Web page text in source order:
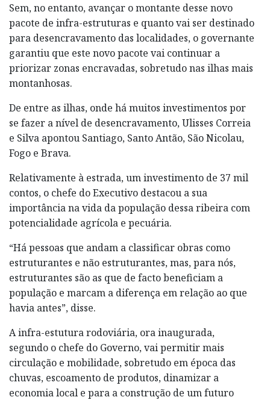
Sem, no entanto, avançar o montante desse novo
pacote de infra-estruturas e quanto vai ser destinado
para desencravamento das localidades, o governante
garantiu que este novo pacote vai continuar a
priorizar zonas encravadas, sobretudo nas ilhas mais
montanhosas.
De entre as ilhas, onde há muitos investimentos por
se fazer a nível de desencravamento, Ulisses Correia
e Silva apontou Santiago, Santo Antão, São Nicolau,
Fogo e Brava.
Relativamente à estrada, um investimento de 37 mil
contos, o chefe do Executivo destacou a sua
importância na vida da população dessa ribeira com
potencialidade agrícola e pecuária.
“Há pessoas que andam a classificar obras como
estruturantes e não estruturantes, mas, para nós,
estruturantes são as que de facto beneficiam a
população e marcam a diferença em relação ao que
havia antes”, disse.
A infra-estutura rodoviária, ora inaugurada,
segundo o chefe do Governo, vai permitir mais
circulação e mobilidade, sobretudo em época das
chuvas, escoamento de produtos, dinamizar a
economia local e para a construção de um futuro